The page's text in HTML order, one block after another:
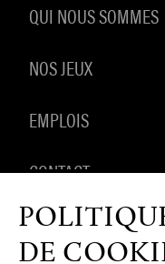
QUI NOUS SOMMES
NOS JEUX
EMPLOIS
CONTACT
PRODUITS DÉRIVÉS
DE